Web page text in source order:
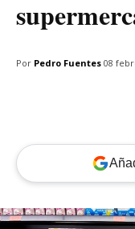
Por Pedro Fuentes 08